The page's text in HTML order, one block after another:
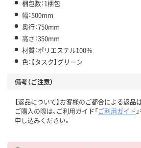
梱包数：1梱包
幅：500mm
奥行：750mm
高さ：350mm
材質：ポリエステル100％
色：【タスク】グリーン
備考（ご注意）
【返品について】お客様のご都合による返品
ご購入の際は、ご利用ガイド「ご利用ガイド
申し込みください。